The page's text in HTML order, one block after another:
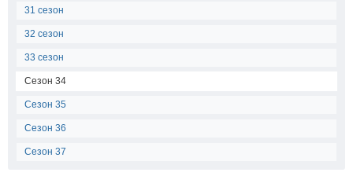
31 сезон
32 сезон
33 сезон
Сезон 34
Сезон 35
Сезон 36
Сезон 37